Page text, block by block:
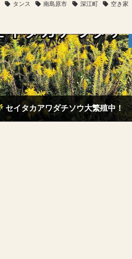
タンス 南島原市 深江町 空き家
セイタカアワダチソウ大繁殖中！